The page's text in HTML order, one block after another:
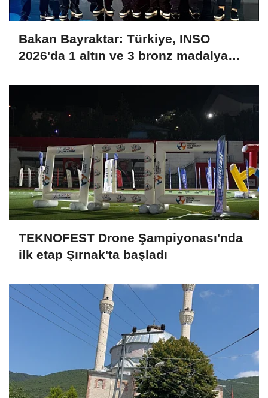
Bakan Bayraktar: Türkiye, INSO
2026'da 1 altın ve 3 bronz madalya
bir giriş yaptı
TEKNOFEST Drone Şampiyonası'nda
ilk etap Şırnak'ta başladı